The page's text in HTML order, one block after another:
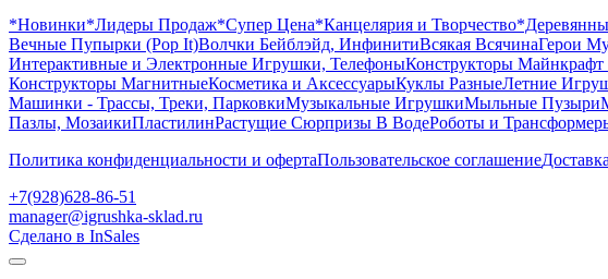
*Новинки*Лидеры Продаж*Супер Цена*Канцелярия и Творчество
Вечные Пупырки (Pop It)Волчки Бейблэйд, ИнфинитиВсякая ВсячинаГерои
Интерактивные и Электронные Игрушки, ТелефоныКонструкторы Майнкрафт
Конструкторы МагнитныеКосметика и АксессуарыКуклы РазныеЛетние
Машинки - Трассы, Треки, ПарковкиМузыкальные ИгрушкиМыльные Пузыри
Пазлы, МозаикиПластилинРастущие Сюрпризы В ВодеРоботы и
Политика конфиденциальности и офертаПользовательское соглашениеДоставка
+7(928)628-86-51
manager@igrushka-sklad.ru
Сделано в InSales